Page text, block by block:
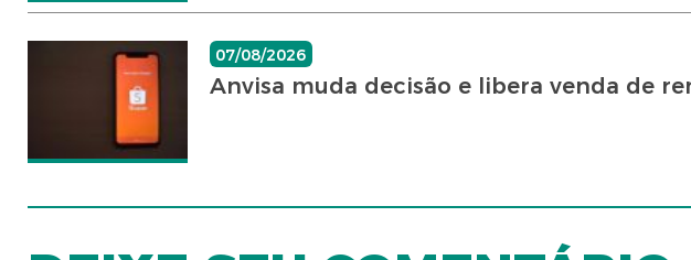
07/08/2026
Anvisa muda decisão e libera venda de